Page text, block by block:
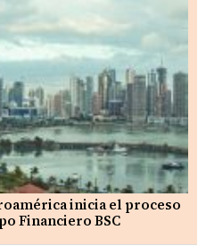
inicia el proceso
Financiero BSC